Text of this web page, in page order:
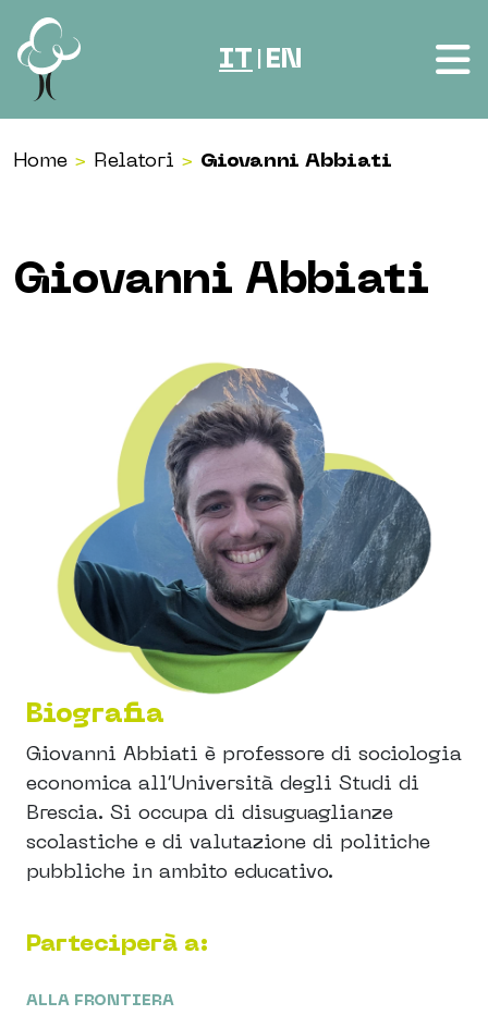
Vai al contenuto
IT EN
Home > Relatori > Giovanni Abbiati
Giovanni Abbiati
Biografia
Giovanni Abbiati è professore di sociologia
economica all’Università degli Studi di
Brescia. Si occupa di disuguaglianze
scolastiche e di valutazione di politiche
pubbliche in ambito educativo.
Parteciperà a:
ALLA FRONTIERA